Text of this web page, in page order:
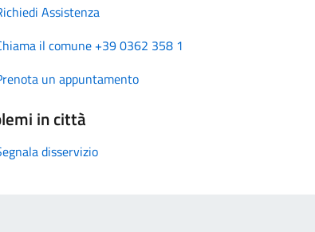
Assistenza
il comune +39 0362 358 1
un appuntamento
in città
disservizio